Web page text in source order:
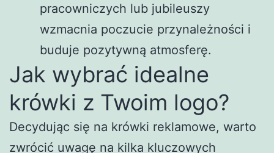
pracowniczych lub jubileuszy
wzmacnia poczucie przynależności i
buduje pozytywną atmosferę.
Jak wybrać idealne
krówki z Twoim logo?
Decydując się na krówki reklamowe, warto
zwrócić uwagę na kilka kluczowych